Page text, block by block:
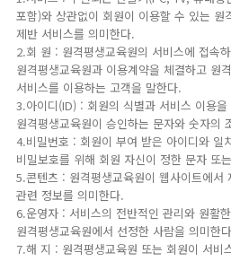
포함)와 상관없이 회원이 이용할 수 있는 원
제반 서비스를 의미한다.
2.회 원 : 원격평생교육원의 서비스에 접속
원격평생교육원과 이용계약을 체결하고 원
서비스를 이용하는 고객을 말한다.
3.아이디(ID) : 회원의 식별과 서비스 이용
원격평생교육원이 승인하는 문자와 숫자의
4.비밀번호 : 회원이 부여 받은 아이디와 일
비밀보호를 위해 회원 자신이 정한 문자 또
5.콘텐츠 : 원격평생교육원이 웹사이트에서
관련 정보를 의미한다.
6.운영자 : 서비스의 전반적인 관리와 원활
원격평생교육원에서 선정한 사람을 의미한
7.해 지 : 원격평생교육원 또는 회원이 서비